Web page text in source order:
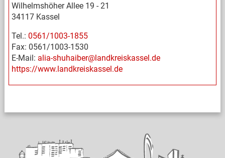
Wilhelmshöher Allee 19 - 21
34117 Kassel
Tel.: 0561/1003-1855
Fax: 0561/1003-1530
E-Mail: alia-shuhaiber@landkreiskassel.de
https://www.landkreiskassel.de